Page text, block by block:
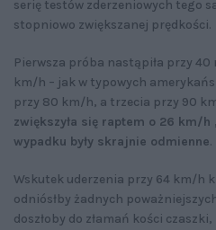
serię testów zderzeniowych tego
stopniowo zwiększanej prędkości.
Pierwsza próba nastąpiła przy
km/h – jak w typowych
przy 80 km/h, a trzecia przy 90
zwiększyła się raptem o 26 km/
wypadku były skrajnie odmienne.
Wskutek uderzenia przy 64 km/h
odniósłby żadnych
doszłoby do złamań kości